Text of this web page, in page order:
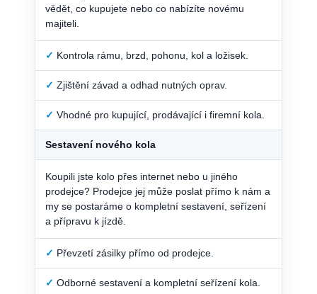
vědět, co kupujete nebo co nabízíte novému
majiteli.
✓ Kontrola rámu, brzd, pohonu, kol a ložisek.
✓ Zjištění závad a odhad nutných oprav.
✓ Vhodné pro kupující, prodávající i firemní kola.
Sestavení nového kola
Koupili jste kolo přes internet nebo u jiného
prodejce? Prodejce jej může poslat přímo k nám a
my se postaráme o kompletní sestavení, seřízení
a přípravu k jízdě.
✓ Převzetí zásilky přímo od prodejce.
✓ Odborné sestavení a kompletní seřízení kola.